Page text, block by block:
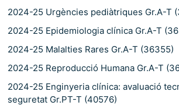
2024-25 Urgències pediàtriques Gr.A-T
2024-25 Epidemiologia clínica Gr.A-T
2024-25 Malalties Rares Gr.A-T (36355)
2024-25 Reproducció Humana Gr.A-T
2024-25 Enginyeria clínica: avaluació
seguretat Gr.PT-T (40576)